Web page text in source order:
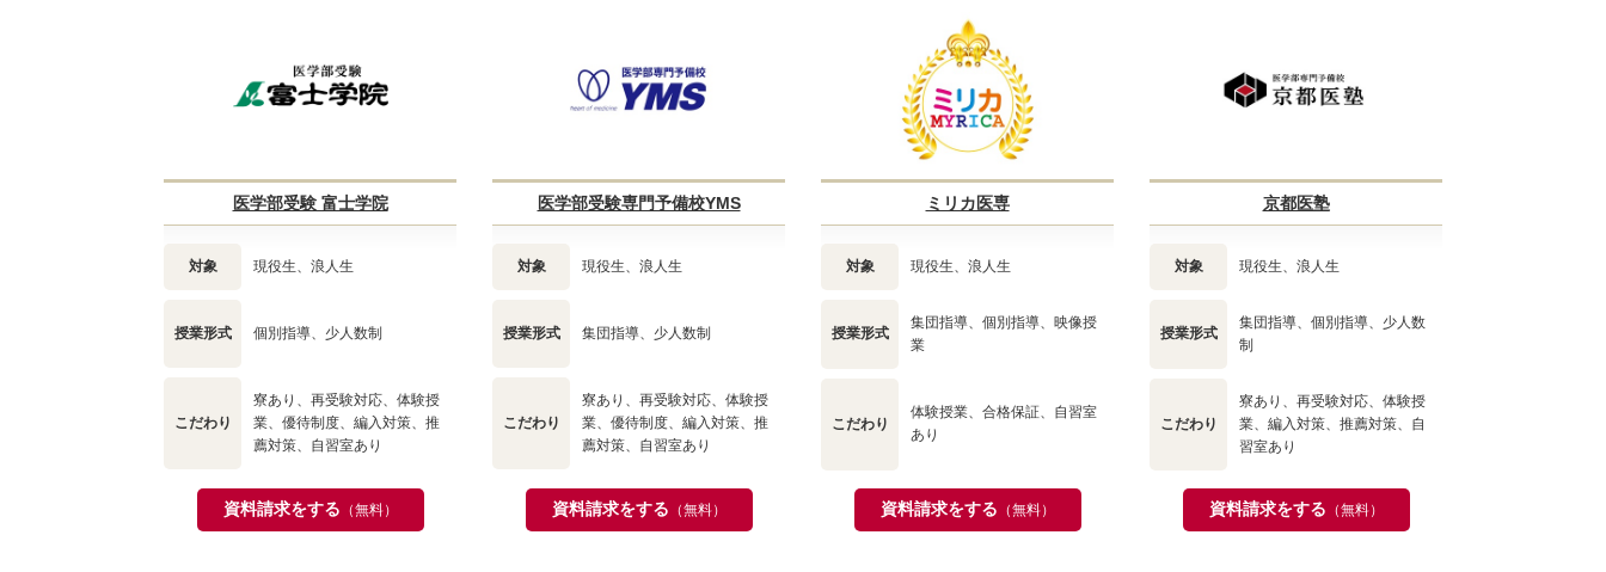
医学部受験 富士学院
対象 現役生、浪人生
授業形式 個別指導、少人数制
こだわり
寮あり、再受験対応、体験授
業、優待制度、編入対策、推
薦対策、自習室あり
資料請求をする （無料）
医学部受験専門予備校YMS
対象 現役生、浪人生
授業形式 集団指導、少人数制
こだわり
寮あり、再受験対応、体験授
業、優待制度、編入対策、推
薦対策、自習室あり
資料請求をする （無料）
ミリカ医専
対象 現役生、浪人生
授業形式
集団指導、個別指導、映像授
業
こだわり
体験授業、合格保証、自習室
あり
資料請求をする （無料）
京都医塾
対象 現役生、浪人生
授業形式
集団指導、個別指導、少人数
制
こだわり
寮あり、再受験対応、体験授
業、編入対策、推薦対策、自
習室あり
資料請求をする （無料）